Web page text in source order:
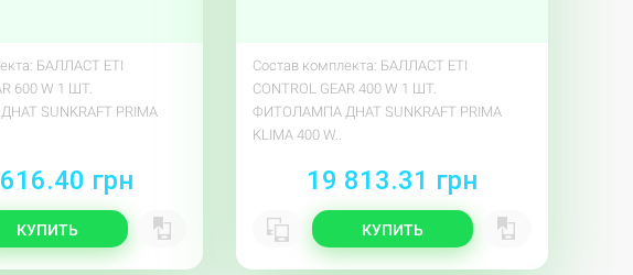
БАЛЛАСТ ETI
600 W 1 ШТ.
SUNKRAFT PRIMA
грн
КУПИТЬ
Состав комплекта: БАЛЛАСТ ETI
CONTROL GEAR 400 W 1 ШТ.
ФИТОЛАМПА ДНАТ SUNKRAFT PRIMA
KLIMA 400 W..
19 813.31 грн
КУПИТЬ